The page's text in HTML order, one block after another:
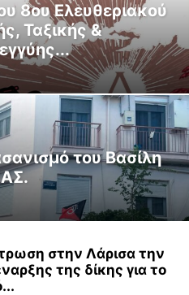
8ου Ελευθεριακού
Ταξικής &
του Βασίλη
στην Λάρισα την
της δίκης για το